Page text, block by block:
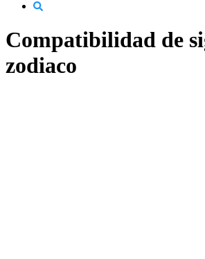
Compatibilidad de
zodiaco